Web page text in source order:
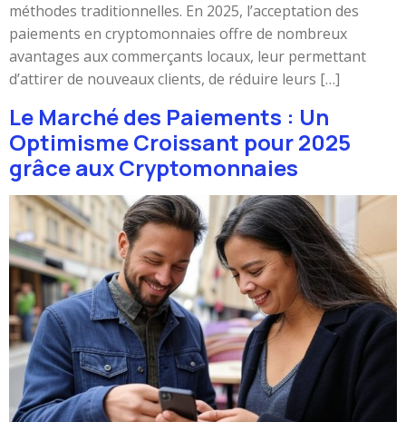
méthodes traditionnelles. En 2025, l’acceptation des
paiements en cryptomonnaies offre de nombreux
avantages aux commerçants locaux, leur permettant
d’attirer de nouveaux clients, de réduire leurs […]
Le Marché des Paiements : Un
Optimisme Croissant pour 2025
grâce aux Cryptomonnaies